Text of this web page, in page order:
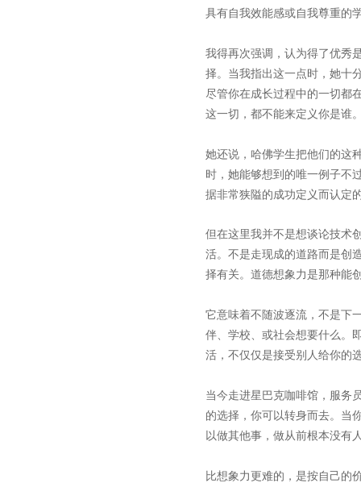
具有自我效能感或自我尊重的
我得再次强调，认为得了优秀
择。当我指出这一点时，她十
尽管你在成长过程中的一切都
这一切，都不能来定义你是谁
她还说，哈佛学生把他们的这
时，她能够想到的唯一例子不
据非常狭隘的成功定义而认定
但在这里我并不是想谈论技术
活。不是走现成的道路而是创
择有关。道德想象力是那种能
它意味着不随波逐流，不是下
伴、学校、或社会想要什么。
活，不仅仅是接受别人给你的
当今走进星巴克咖啡馆，服务
的选择，你可以转身而去。当
以做其他事，做从前根本没有
比想象力更难的，是按自己的